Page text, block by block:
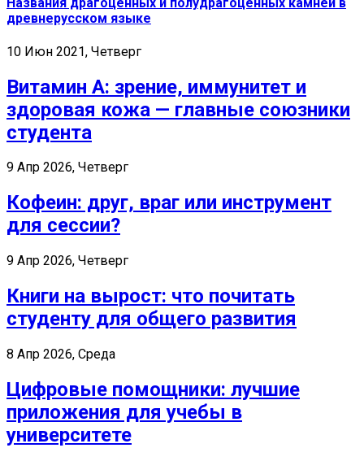
Названия драгоценных и полудрагоценных камней в
древнерусском языке
10 Июн 2021, Четверг
Витамин А: зрение, иммунитет и
здоровая кожа — главные союзники
студента
9 Апр 2026, Четверг
Кофеин: друг, враг или инструмент
для сессии?
9 Апр 2026, Четверг
Книги на вырост: что почитать
студенту для общего развития
8 Апр 2026, Среда
Цифровые помощники: лучшие
приложения для учебы в
университете